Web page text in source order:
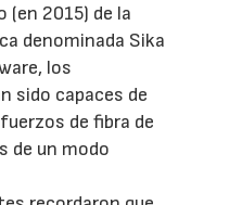
(en 2015) de la
denominada Sika
los
sido capaces de
de fibra de
de un modo